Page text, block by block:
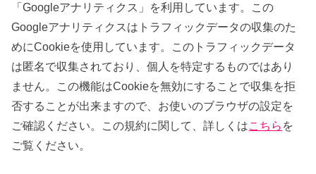
「Googleアナリティクス」を利用しています。この
Googleアナリティクスはトラフィックデータの収集のた
めにCookieを使用しています。このトラフィックデータ
は匿名で収集されており、個人を特定するものではあり
ません。この機能はCookieを無効にすることで収集を拒
否することが出来ますので、お使いのブラウザの設定を
ご確認ください。この規約に関して、詳しくはこちら を
ご覧ください。